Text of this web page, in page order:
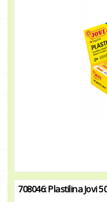
708046: Plastilina Jovi